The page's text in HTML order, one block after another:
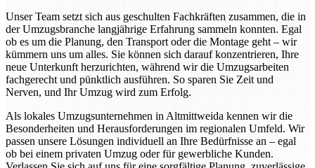
Unser Team setzt sich aus geschulten Fachkräften zusammen, die in
der Umzugsbranche langjährige Erfahrung sammeln konnten. Egal
ob es um die Planung, den Transport oder die Montage geht – wir
kümmern uns um alles. Sie können sich darauf konzentrieren, Ihre
neue Unterkunft herzurichten, während wir die Umzugsarbeiten
fachgerecht und pünktlich ausführen. So sparen Sie Zeit und
Nerven, und Ihr Umzug wird zum Erfolg.
Als lokales Umzugsunternehmen in Altmittweida kennen wir die
Besonderheiten und Herausforderungen im regionalen Umfeld. Wir
passen unsere Lösungen individuell an Ihre Bedürfnisse an – egal
ob bei einem privaten Umzug oder für gewerbliche Kunden.